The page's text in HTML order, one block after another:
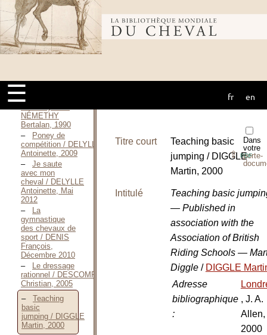
Bibliothèque
mondiale du
cheval
☰ fr en
The Caprilli
papers / CAPRILLI
Federico, 1967
Face à
l’obstacle / Prince
Denis, Mai 1999
NÉMETHY
Bertalan, 1990
Poney de
compétition / DELYLLE
Antoinette, 2009
Je saute
avec mon
cheval / DELYLLE
Antoinette, Mai
2012
La
gymnastique
des chevaux de
sport / DENIS
François,
Décembre 2010
Le dressage
rationnel / DESCOMPS
Christian, 2005
Teaching
basic
jumping / DIGGLE
Martin, 2000
Dans
votre
porte-
⇪ PDF
Titre court
Teaching basic
jumping / DIGGLE
Martin, 2000
Intitulé
Teaching basic
— Published in
association with the
Association of British
Riding Schools —
Diggle / DIGGLE
Adresse
bibliographique
:
, J. A.
Allen,
2000